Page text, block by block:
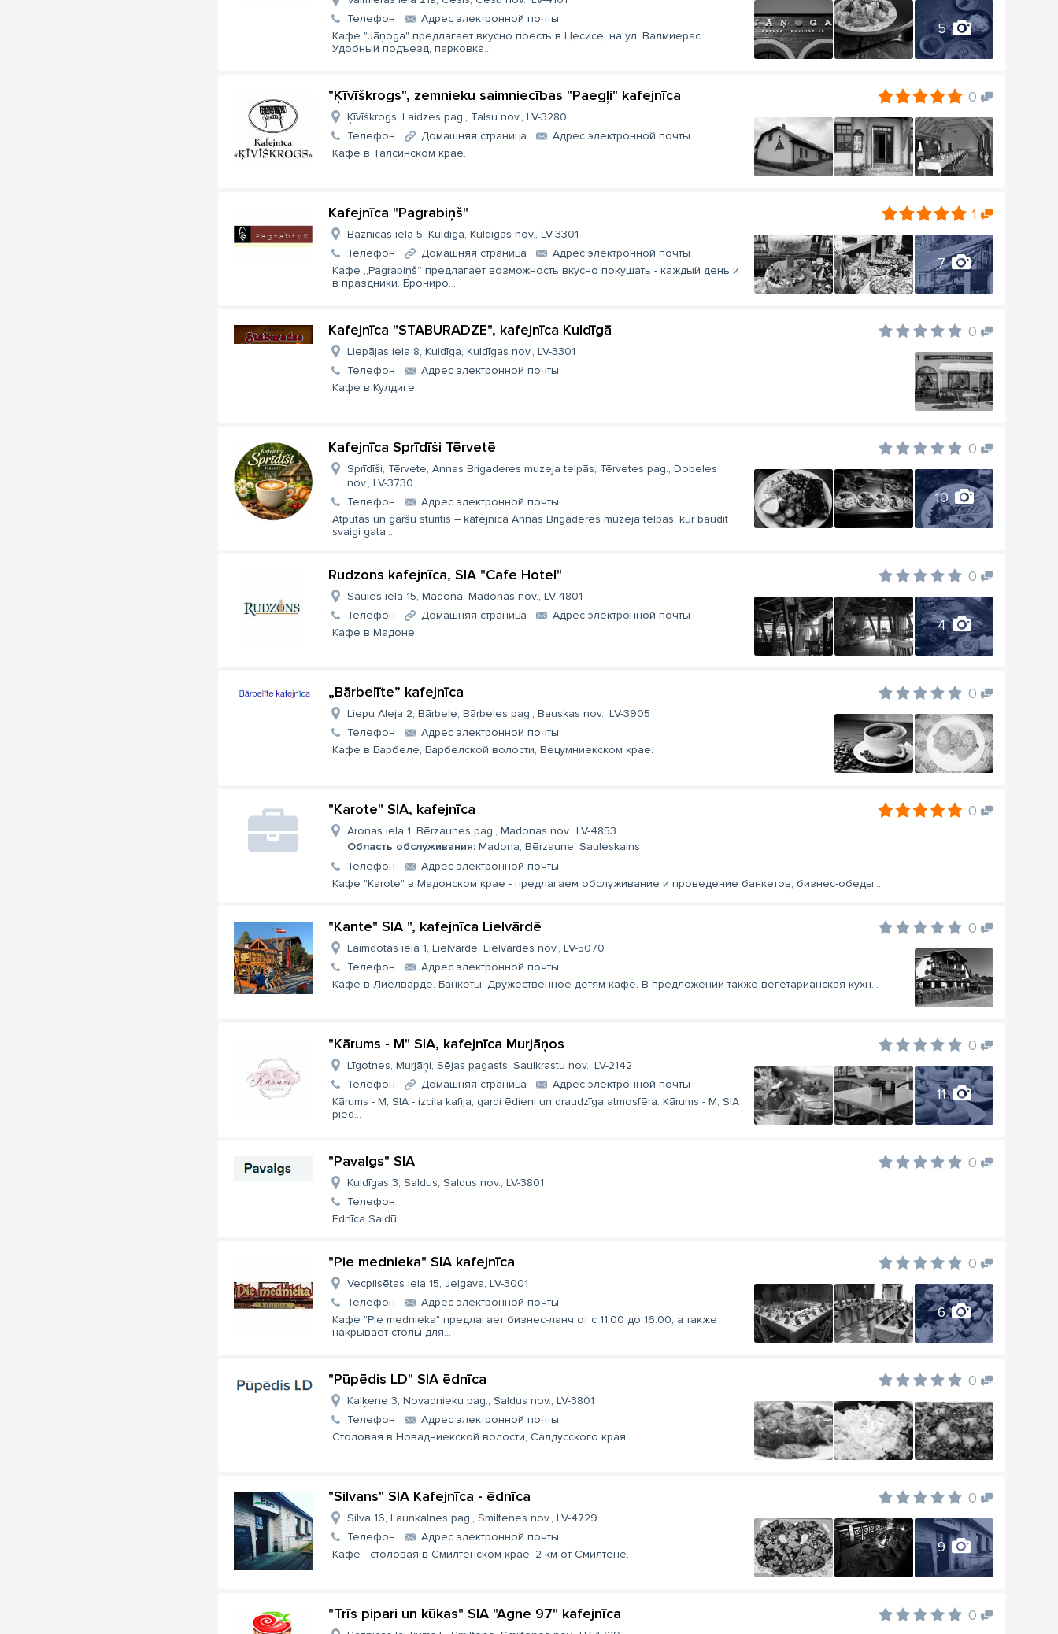
5
Телефон
Aдрес электронной почты
Кафе "Jāņoga" предлагает вкусно поесть в Цесисе, на ул. Валмиерас.
Удобный подъезд, парковка...
"Ķīvīškrogs", zemnieku saimniecības "Paegļi" kafejnīca 0
Ķīvīškrogs, Laidzes pag., Talsu nov., LV-3280
Телефон
Домашняя страница
Aдрес электронной почты
Кафе в Талсинском крае.
Kafejnīca "Pagrabiņš" 1
7
Baznīcas iela 5, Kuldīga, Kuldīgas nov., LV-3301
Телефон
Домашняя страница
Aдрес электронной почты
Кафе „Pagrabiņš” предлагает возможность вкусно покушать - каждый день и
в праздники. Брониро...
Kafejnīca "STABURADZE", kafejnīca Kuldīgā 0
Liepājas iela 8, Kuldīga, Kuldīgas nov., LV-3301
Телефон
Aдрес электронной почты
Кафе в Кулдиге.
Kafejnīca Sprīdīši Tērvetē 0
10
Sprīdīši, Tērvete, Annas Brigaderes muzeja telpās, Tērvetes pag., Dobeles
nov., LV-3730
Телефон
Aдрес электронной почты
Atpūtas un garšu stūrītis – kafejnīca Annas Brigaderes muzeja telpās, kur baudīt
svaigi gata...
Rudzons kafejnīca, SIA "Cafe Hotel" 0
4
Saules iela 15, Madona, Madonas nov., LV-4801
Телефон
Домашняя страница
Aдрес электронной почты
Кафе в Мадоне.
„Bārbelīte” kafejnīca 0
Liepu Aleja 2, Bārbele, Bārbeles pag., Bauskas nov., LV-3905
Телефон
Aдрес электронной почты
Кафе в Барбеле, Барбелской волости, Вецумниекском крае.
"Karote" SIA, kafejnīca 0
Aronas iela 1, Bērzaunes pag., Madonas nov., LV-4853
Область обслуживания: Madona, Bērzaune, Sauleskalns
Телефон
Aдрес электронной почты
Кафе "Karote" в Мадонском крае - предлагаем обслуживание и проведение банкетов, бизнес-обеды...
"Kante" SIA ", kafejnīca Lielvārdē 0
Laimdotas iela 1, Lielvārde, Lielvārdes nov., LV-5070
Телефон
Aдрес электронной почты
Кафе в Лиелварде. Банкеты. Дружественное детям кафе. В предложении также вегетарианская кухн...
"Kārums - M" SIA, kafejnīca Murjāņos 0
11
Līgotnes, Murjāņi, Sējas pagasts, Saulkrastu nov., LV-2142
Телефон
Домашняя страница
Aдрес электронной почты
Kārums - M, SIA - izcila kafija, gardi ēdieni un draudzīga atmosfēra. Kārums - M, SIA
pied...
"Pavalgs" SIA 0
Kuldīgas 3, Saldus, Saldus nov., LV-3801
Телефон
Ēdnīca Saldū.
"Pie mednieka" SIA kafejnīca 0
6
Vecpilsētas iela 15, Jelgava, LV-3001
Телефон
Aдрес электронной почты
Кафе "Pie mednieka" предлагает бизнес-ланч от с 11:00 до 16:00, а также
накрывает столы для...
"Pūpēdis LD" SIA ēdnīca 0
Kaļķene 3, Novadnieku pag., Saldus nov., LV-3801
Телефон
Aдрес электронной почты
Столовая в Новадниекской волости, Салдусского края.
"Silvans" SIA Kafejnīca - ēdnīca 0
9
Silva 16, Launkalnes pag., Smiltenes nov., LV-4729
Телефон
Aдрес электронной почты
Кафе - столовая в Смилтенском крае, 2 км от Смилтене.
"Trīs pipari un kūkas" SIA "Agne 97" kafejnīca 0